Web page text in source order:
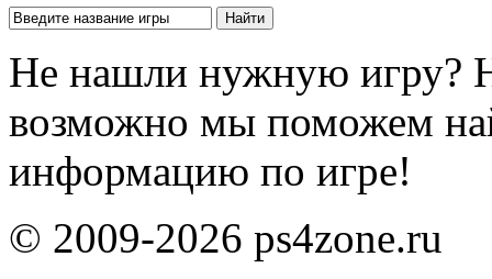
Не нашли нужную игру?
возможно мы поможем
информацию по игре!
© 2009-2026 ps4zone.ru